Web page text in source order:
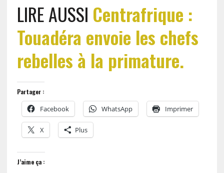
LIRE AUSSI Centrafrique :
Touadéra envoie les chefs
rebelles à la primature.
Partager :
Facebook WhatsApp Imprimer
X Plus
J’aime ça :